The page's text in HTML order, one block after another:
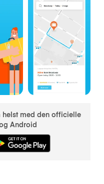
helst med den officielle
Android